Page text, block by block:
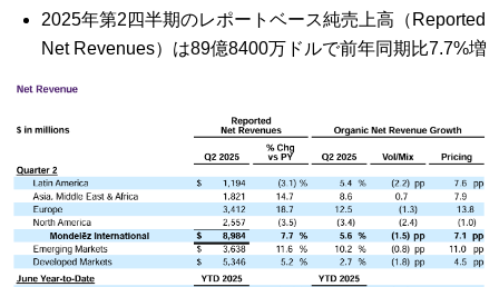
2025年第2四半期のレポートベース純売上高（Reported
Net Revenues）は89億8400万ドルで前年同期比7.7%増